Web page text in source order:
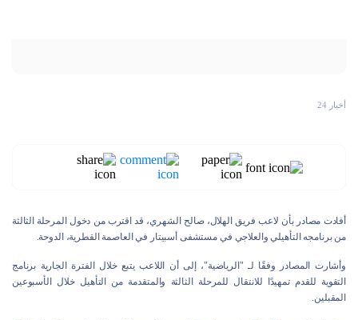
أخبار 24
أفادت مصادر بأن لاعب فريق الهلال، صالح الشهري، قد اقترب من دخول المرحلة الثالثة
من برنامجه التأهيلي والعلاجي في مستشفى أسبيتار في العاصمة القطرية، الدوحة.
وأشارت المصادر وفقًا لـ "الرياضية"، إلى أن اللاعب يتبع خلال الفترة الجارية برنامج
التقوية للقدم تمهيدًا للانتقال للمرحلة الثالثة والمتقدمة من التأهيل خلال الأسبوعين
المقبلين.